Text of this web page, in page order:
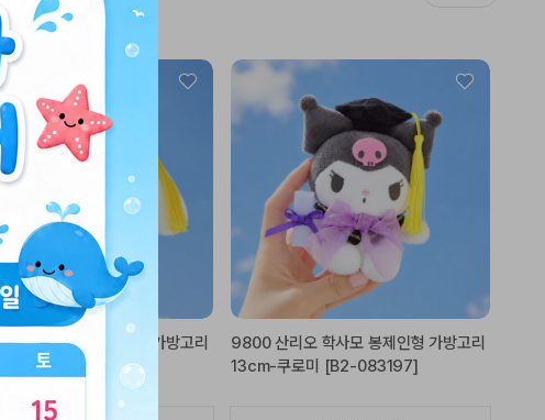
리오 학사모 봉제인형 가방고리
시나모롤 [B2-083203]
9800 산리오 학사모 봉제인형 가방고리
13cm-쿠로미 [B2-083197]